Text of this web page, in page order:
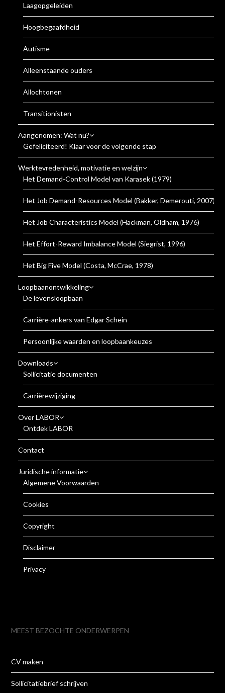
Laagopgeleiden
Hoogbegaafdheid
Autisme
Alleenstaande ouders
Allochtonen
Transitionisten
Aangenomen: Wat nu?
Gefeliciteerd! Klaar voor de volgende stap
Werktevredenheid, motivatie en welzijn
Het Demand-Control Model van Karasek (1979)
Het Job Demand-Resources Model (Bakker, Demerouti, 2007)
Het Job Characteristics Model (Hackman, Oldham, 1976)
Het Effort-Reward Imbalance Model (Siegrist, 1996)
Het Big Five Model (Costa, McCrae, 1978)
Loopbaanontwikkeling
De levensloopbaan
Carrière-ankers van Edgar Schein
Persoonlijke waarden en loopbaankeuzes
Downloads
Sollicitatie documenten
Carrièrewijziging
Over LABOR
Ontdek LABOR
Contact
Juridische informatie
Algemene Voorwaarden
Cookies
Copyright
Disclaimer
Privacy
MEEST BEZOCHTE ONDERWERPEN
CV maken
Sollicitatiebrief schrijven